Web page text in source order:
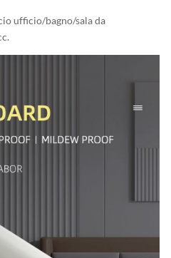
ufficio/bagno/sala da